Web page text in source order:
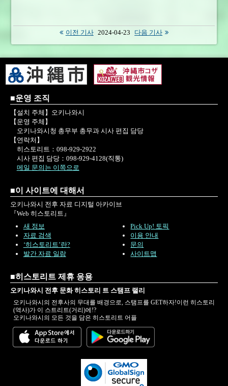
이전 기사 2024-04-23 다음 기사
■운영 조직
【설치 주체】오키나와시
【운영 주체】
오키나와시청 총무부 총무과 시사 편집 담당
【연락처】
히스토리트：098-929-2922
시사 편집 담당：098-929-4128(직통)
메일 문의는 이쪽으로
■이 사이트에 대해서
오키나와시 전후 자료 디지털 아카이브
『Web 히스토리트』
새 정보
자료 검색
‘히스토리트’란?
발간 자료 일람
Pick Up! 토픽
이용 안내
문의
사이트맵
■히스토리트 제휴 응용
오키나와시 전후 문화 히스토리 트 스탬프 랠리
오키나와시의 전후사의 무대를 배경으로, 스탬프를 GET하자!이런 히스토리
(역사)가 이 스트리트(거리)에!?
오키나와시의 모든 것을 담은 히스토리트 어플